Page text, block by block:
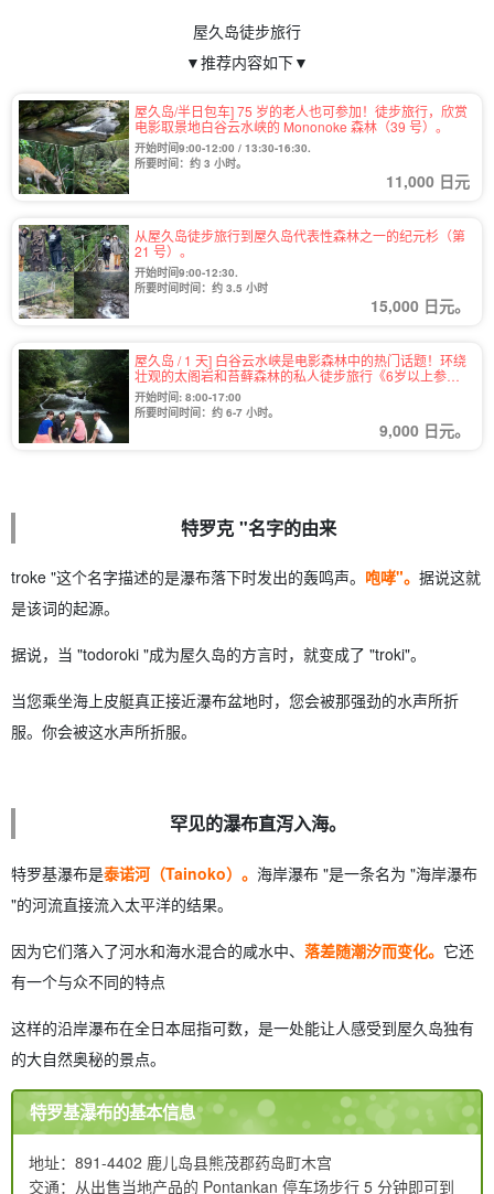
屋久岛徒步旅行
▼推荐内容如下▼
屋久岛/半日包车] 75 岁的老人也可参加！徒步旅行，欣赏
电影取景地白谷云水峡的 Mononoke 森林（39 号）。
开始时间9:00-12:00 / 13:30-16:30.
所要时间：约 3 小时。
11,000 日元
从屋久岛徒步旅行到屋久岛代表性森林之一的纪元杉（第
21 号）。
开始时间9:00-12:30.
所要时间时间：约 3.5 小时
15,000 日元。
屋久岛 / 1 天] 白谷云水峡是电影森林中的热门话题！环绕
壮观的太阁岩和苔藓森林的私人徒步旅行《6岁以上参
加，提供接送服务》（第91号）
开始时间: 8:00-17:00
所要时间时间：约 6-7 小时。
9,000 日元。
特罗克 "名字的由来
troke "这个名字描述的是瀑布落下时发出的轰鸣声。 咆哮"。 据说这就
是该词的起源。
据说，当 "todoroki "成为屋久岛的方言时，就变成了 "troki"。
当您乘坐海上皮艇真正接近瀑布盆地时，您会被那强劲的水声所折
服。你会被这水声所折服。
罕见的瀑布直泻入海。
特罗基瀑布是泰诺河（Tainoko）。 海岸瀑布 "是一条名为 "海岸瀑布
"的河流直接流入太平洋的结果。
因为它们落入了河水和海水混合的咸水中、 落差随潮汐而变化。 它还
有一个与众不同的特点
这样的沿岸瀑布在全日本屈指可数，是一处能让人感受到屋久岛独有
的大自然奥秘的景点。
特罗基瀑布的基本信息
地址：891-4402 鹿儿岛县熊茂郡药岛町木宫
交通：从出售当地产品的 Pontankan 停车场步行 5 分钟即可到